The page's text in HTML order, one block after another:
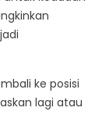
ke posisi
lagi atau